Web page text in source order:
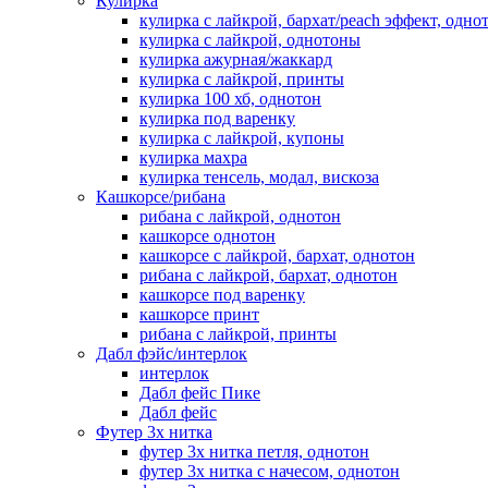
кулирка с лайкрой, бархат/peach эффект,
кулирка с лайкрой, однотоны
кулирка ажурная/жаккард
кулирка с лайкрой, принты
кулирка 100 хб, однотон
кулирка под варенку
кулирка с лайкрой, купоны
кулирка махра
кулирка тенсель, модал, вискоза
Кашкорсе/рибана
рибана с лайкрой, однотон
кашкорсе однотон
кашкорсе с лайкрой, бархат, однотон
рибана с лайкрой, бархат, однотон
кашкорсе под варенку
кашкорсе принт
рибана с лайкрой, принты
Дабл фэйс/интерлок
интерлок
Дабл фейс Пике
Дабл фейс
Футер 3х нитка
футер 3х нитка петля, однотон
футер 3х нитка с начесом, однотон